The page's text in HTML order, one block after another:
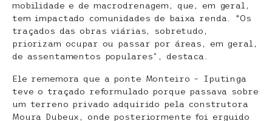
mobilidade e de macrodrenagem, que, em geral,
tem impactado comunidades de baixa renda. “Os
traçados das obras viárias, sobretudo,
priorizam ocupar ou passar por áreas, em geral,
de assentamentos populares”, destaca.
Ele rememora que a ponte Monteiro – Iputinga
teve o traçado reformulado porque passava sobre
um terreno privado adquirido pela construtora
Moura Dubeux, onde posteriormente foi erguido